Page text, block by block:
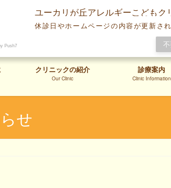
クリニックの紹介
Our Clinic
診療案内
Clinic Information
せ
ユーカリが丘アレルギーこどもク
休診日やホームページの内容が更新さ
Push7